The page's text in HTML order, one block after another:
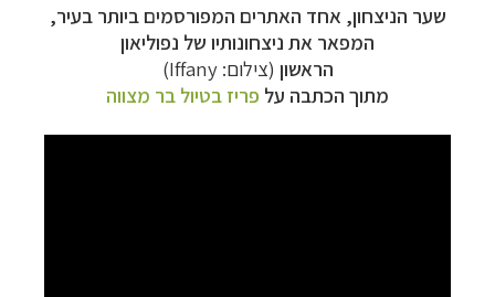
שער הניצחון, אחד האתרים המפורסמים ביותר בעיר,
המפאר את ניצחונותיו של נפוליאון
הראשון (צילום: Iffany)
מתוך הכתבה על פריז בטיול בר מצווה